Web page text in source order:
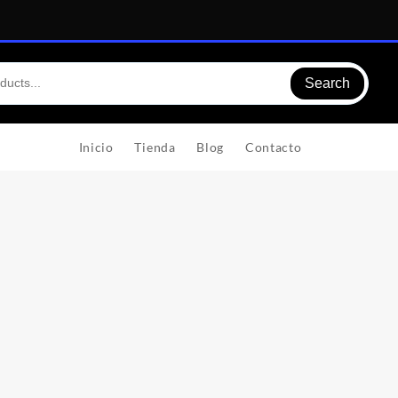
Search
Inicio Tienda Blog Contacto